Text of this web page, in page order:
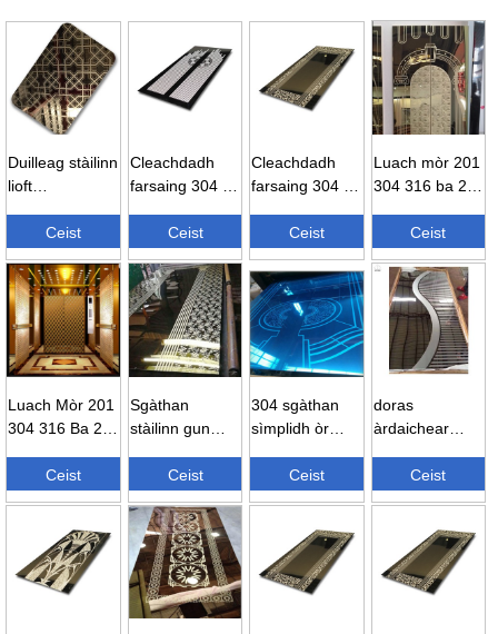
Duilleag stàilinn
lioft
201 304 316
sta ...
Ceist
Cleachdadh
farsaing 304 4
titanium hair ...
Ceist
Cleachdadh
farsaing 304 4
titanium hair ...
Ceist
Luach mòr 201
304 316 ba 2b
rèidh ...Ceist
Luach Mòr 201
304 316 Ba 2b
Lom ...Ceist
Sgàthan
stàilinn gun
den chàileachd
as fheàrr msaa
...
Ceist
304 sgàthan
sìmplidh òr
stàilinn gun
staoin ...
Ceist
doras
àrdaichear
àrdaichear
còmhdach pvd
Ceist